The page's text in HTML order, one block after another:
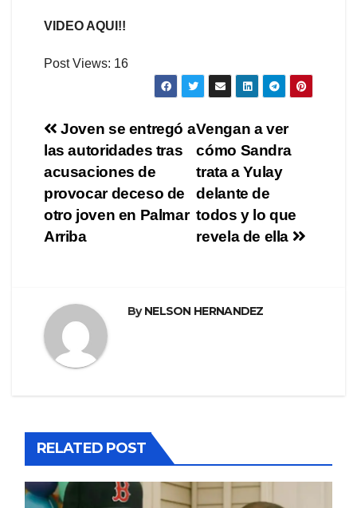
VIDEO AQUI!!
Post Views: 16
Navegación
de
entradas
Vengan a ver
cómo Sandra
trata a Yulay
delante de
todos y lo que
revela de ella
Joven se entregó a
las autoridades tras
acusaciones de
provocar deceso de
otro joven en Palmar
Arriba
ByNELSON HERNANDEZ
RELATED POST